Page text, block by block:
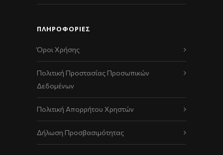
ΠΛΗΡΟΦΟΡΙΕΣ
Όροι Χρήσης
Πολιτική Προστασίας Προσωπικών
Δεδομένων
Πολιτική Απορρήτου Χρηστών
Δήλωση Προσβασιμότητας